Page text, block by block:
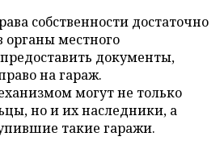
собственности достаточно
органы местного
документы,
на гараж.
могут не только
но и их наследники, а
такие гаражи.